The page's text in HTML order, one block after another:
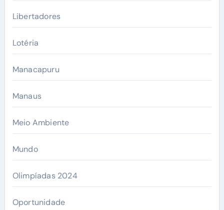
Libertadores
Lotéria
Manacapuru
Manaus
Meio Ambiente
Mundo
Olimpíadas 2024
Oportunidade